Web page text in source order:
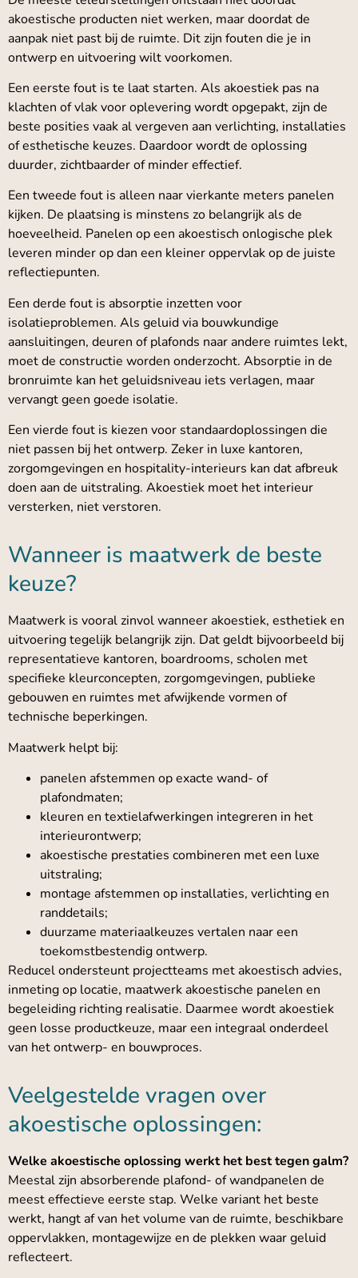
akoestische producten niet werken, maar doordat de
aanpak niet past bij de ruimte. Dit zijn fouten die je in
ontwerp en uitvoering wilt voorkomen.
Een eerste fout is te laat starten. Als akoestiek pas na
klachten of vlak voor oplevering wordt opgepakt, zijn de
beste posities vaak al vergeven aan verlichting, installaties
of esthetische keuzes. Daardoor wordt de oplossing
duurder, zichtbaarder of minder effectief.
Een tweede fout is alleen naar vierkante meters panelen
kijken. De plaatsing is minstens zo belangrijk als de
hoeveelheid. Panelen op een akoestisch onlogische plek
leveren minder op dan een kleiner oppervlak op de juiste
reflectiepunten.
Een derde fout is absorptie inzetten voor
isolatieproblemen. Als geluid via bouwkundige
aansluitingen, deuren of plafonds naar andere ruimtes lekt,
moet de constructie worden onderzocht. Absorptie in de
bronruimte kan het geluidsniveau iets verlagen, maar
vervangt geen goede isolatie.
Een vierde fout is kiezen voor standaardoplossingen die
niet passen bij het ontwerp. Zeker in luxe kantoren,
zorgomgevingen en hospitality-interieurs kan dat afbreuk
doen aan de uitstraling. Akoestiek moet het interieur
versterken, niet verstoren.
Wanneer is maatwerk de beste
keuze?
Maatwerk is vooral zinvol wanneer akoestiek, esthetiek en
uitvoering tegelijk belangrijk zijn. Dat geldt bijvoorbeeld bij
representatieve kantoren, boardrooms, scholen met
specifieke kleurconcepten, zorgomgevingen, publieke
gebouwen en ruimtes met afwijkende vormen of
technische beperkingen.
Maatwerk helpt bij:
panelen afstemmen op exacte wand- of
plafondmaten;
kleuren en textielafwerkingen integreren in het
interieurontwerp;
akoestische prestaties combineren met een luxe
uitstraling;
montage afstemmen op installaties, verlichting en
randdetails;
duurzame materiaalkeuzes vertalen naar een
toekomstbestendig ontwerp.
Reducel ondersteunt projectteams met akoestisch advies,
inmeting op locatie, maatwerk akoestische panelen en
begeleiding richting realisatie. Daarmee wordt akoestiek
geen losse productkeuze, maar een integraal onderdeel
van het ontwerp- en bouwproces.
Veelgestelde vragen over
akoestische oplossingen:
Welke akoestische oplossing werkt het best tegen galm?
Meestal zijn absorberende plafond- of wandpanelen de
meest effectieve eerste stap. Welke variant het beste
werkt, hangt af van het volume van de ruimte, beschikbare
oppervlakken, montagewijze en de plekken waar geluid
reflecteert.